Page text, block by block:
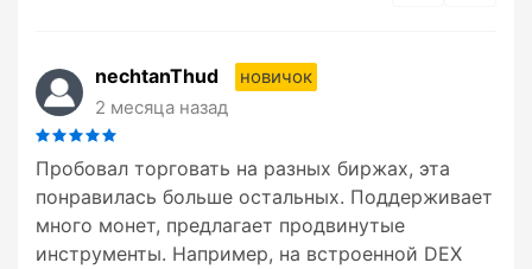
nechtanThud
новичок
2 месяца назад
Пробовал торговать на разных биржах, эта
понравилась больше остальных. Поддерживает
много монет, предлагает продвинутые
инструменты. Например, на встроенной DEX